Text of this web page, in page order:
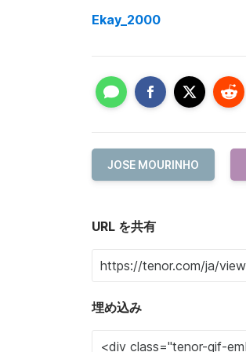
Ekay_2000
JOSE MOURINHO
URL を共有
埋め込み